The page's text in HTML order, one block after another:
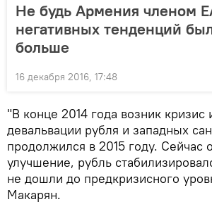
Не будь Армения членом
негативных тенденций
больше
16 декабря 2016, 17:48
"В конце 2014 года возник кризис
девальвации рубля и западных
продолжился в 2015 году. Сейчас
улучшение, рубль
не дошли до предкризисного
Макарян.